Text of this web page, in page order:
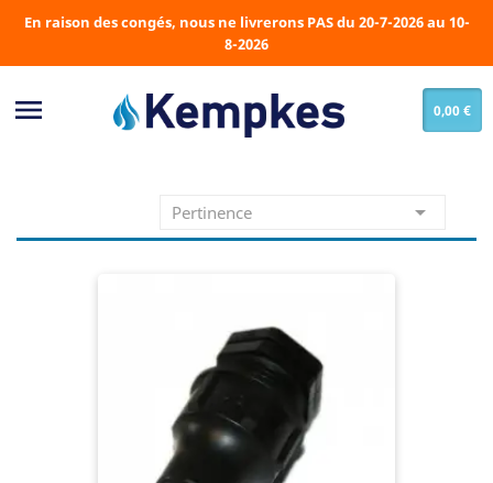
En raison des congés, nous ne livrerons PAS du 20-7-2026 au 10-
8-2026
 0,00 €
Pertinence 